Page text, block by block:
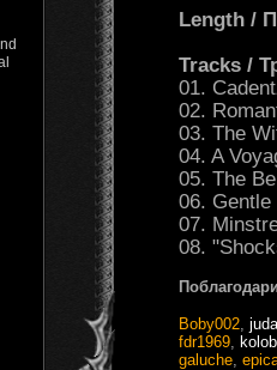
Length /
Tracks /
01.
02.
03. The
04. A
05. The
06. Gentle
07.
08.
Boby002
fdr1969
galuche